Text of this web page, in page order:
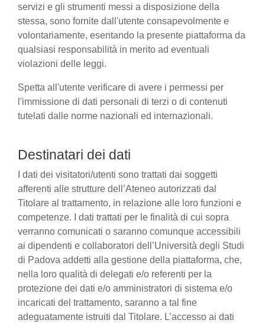
servizi e gli strumenti messi a disposizione della
stessa, sono fornite dall'utente consapevolmente e
volontariamente, esentando la presente piattaforma da
qualsiasi responsabilità in merito ad eventuali
violazioni delle leggi.
Spetta all'utente verificare di avere i permessi per
l'immissione di dati personali di terzi o di contenuti
tutelati dalle norme nazionali ed internazionali.
Destinatari dei dati
I dati dei visitatori/utenti sono trattati dai soggetti
afferenti alle strutture dell’Ateneo autorizzati dal
Titolare al trattamento, in relazione alle loro funzioni e
competenze. I dati trattati per le finalità di cui sopra
verranno comunicati o saranno comunque accessibili
ai dipendenti e collaboratori dell’Università degli Studi
di Padova addetti alla gestione della piattaforma, che,
nella loro qualità di delegati e/o referenti per la
protezione dei dati e/o amministratori di sistema e/o
incaricati del trattamento, saranno a tal fine
adeguatamente istruiti dal Titolare. L’accesso ai dati